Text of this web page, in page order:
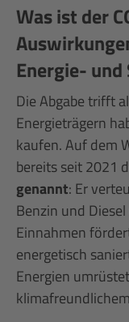
Was ist der
Energie-
Die Abgabe trifft
Energieträgern
kaufen. Auf dem
bereits seit 2021
genannt: Er
Benzin und
Einnahmen
energetisch
Energien